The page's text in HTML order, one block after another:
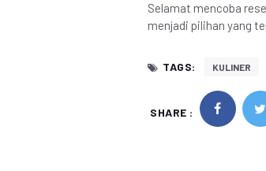
Selamat mencoba
menjadi pilihan yang
TAGS: KULINER
SHARE :